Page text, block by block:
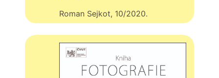
Roman Sejkot, 10/2020.